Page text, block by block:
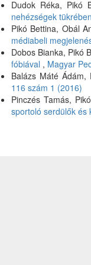
Dudok Réka, Pikó
nehézségek tükrében
Pikó Bettina, Obál
médiabeli
Dobos Bianka, Pikó
fóbiával , Magyar
Balázs Máté
116 szám 1 (2016)
Pinczés Tamás,
sportoló serdülők és